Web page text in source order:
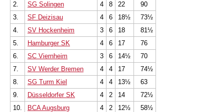
2.
SG Solingen 4 8 22
90
3.
SF Deizisau 4 6 18½
73½
4.
SV Hockenheim 3 6 18
81½
5.
Hamburger SK 4 6 17
76
6.
SC Viernheim 3 6 14½
70
7.
SV Werder Bremen 4 4 17
74½
8.
SG Turm Kiel 4 4 13½
63
9.
Düsseldorfer SK 4 2 14
72½
10.
BCA Augsburg 4 2 12½
58½